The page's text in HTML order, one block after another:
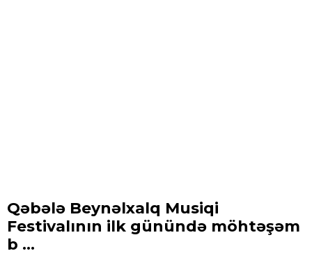
Qəbələ Beynəlxalq Musiqi
Festivalının ilk günündə möhtəşəm
b ...